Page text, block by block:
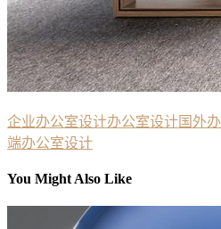
企业办公室设计办公室设计国外
端办公室设计
You Might Also Like